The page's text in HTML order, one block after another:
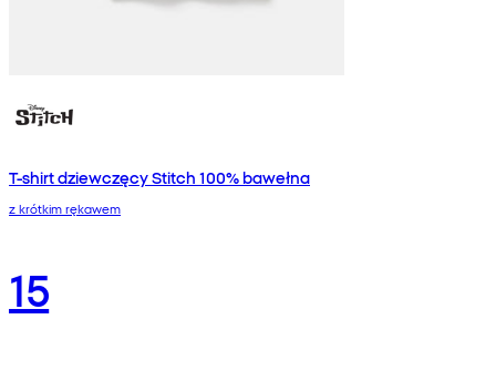
T-shirt dziewczęcy Stitch 100% bawełna
z krótkim rękawem
15